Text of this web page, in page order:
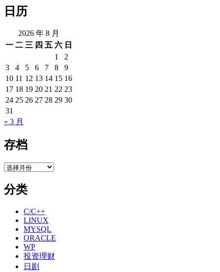
航
日历
2026 年 8 月
一 二 三 四 五 六 日
1
2
3
4 5 6 7 8
9
10 11 12 13 14 15 16
17 18 19 20 21 22 23
24 25 26 27 28 29 30
31
« 3 月
存档
存
分类
C/C++
LINUX
MYSQL
ORACLE
WP
投资理财
日剧